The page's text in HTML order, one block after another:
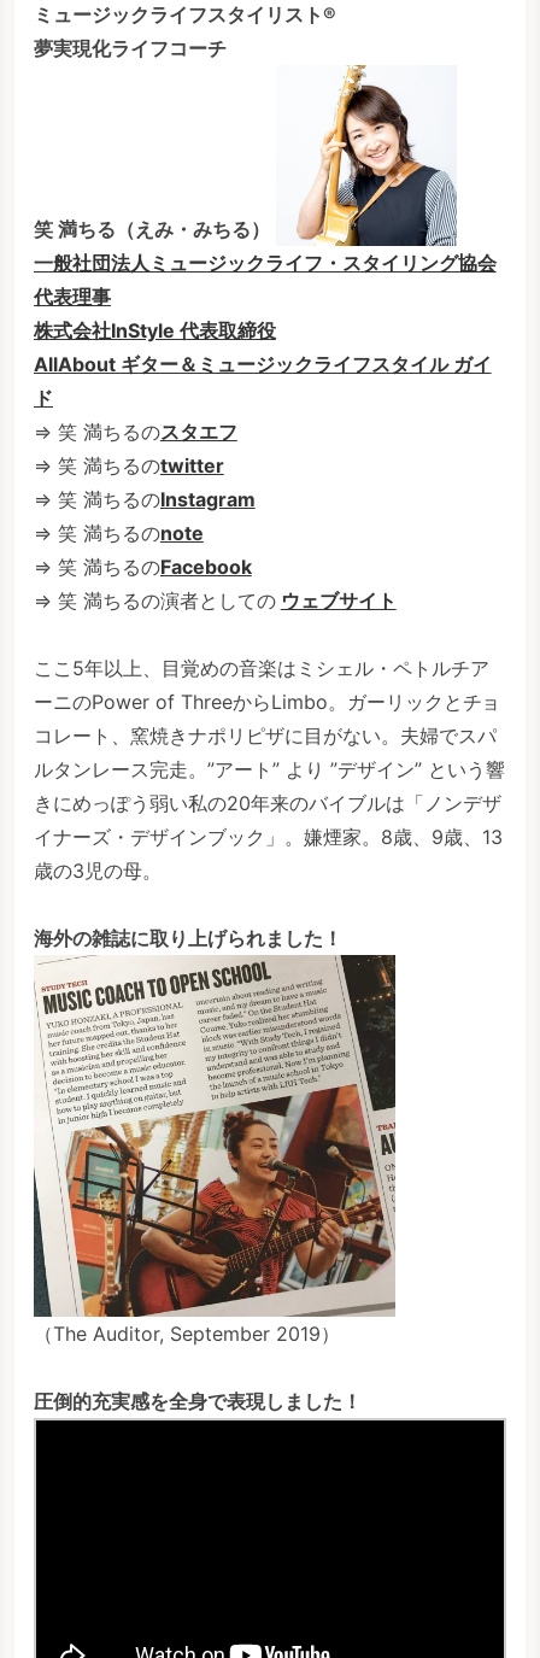
ミュージックライフスタイリスト®
夢実現化ライフコーチ
笑 満ちる（えみ・みちる）
一般社団法人ミュージックライフ・スタイリング協会
代表理事
株式会社InStyle 代表取締役
AllAbout ギター＆ミュージックライフスタイル ガイ
ド
⇒ 笑 満ちるのスタエフ
⇒ 笑 満ちるのtwitter
⇒ 笑 満ちるのInstagram
⇒ 笑 満ちるのnote
⇒ 笑 満ちるのFacebook
⇒ 笑 満ちるの演者としての ウェブサイト
ここ5年以上、目覚めの音楽はミシェル・ペトルチア
ーニのPower of ThreeからLimbo。ガーリックとチョ
コレート、窯焼きナポリピザに目がない。夫婦でスパ
ルタンレース完走。”アート” より ”デザイン” という響
きにめっぽう弱い私の20年来のバイブルは「ノンデザ
イナーズ・デザインブック」。嫌煙家。8歳、9歳、13
歳の3児の母。
海外の雑誌に取り上げられました！
（The Auditor, September 2019）
圧倒的充実感を全身で表現しました！